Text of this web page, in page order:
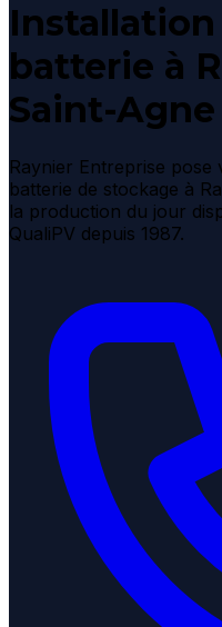
Installation
batterie à
Saint-Agne
Raynier Entreprise pose
batterie de stockage à
la production du jour
QualiPV depuis 1987.